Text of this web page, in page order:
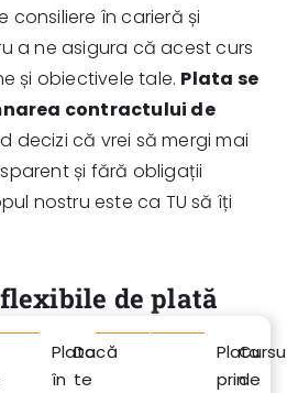
consiliere în carieră și
a ne asigura că acest curs
și obiectivele tale. Plata se
contractului de
decizi că vrei să mergi mai
și fără obligații
nostru este ca TU să îți
de plată
Plata
în
Dacă
te
Plata
prinde